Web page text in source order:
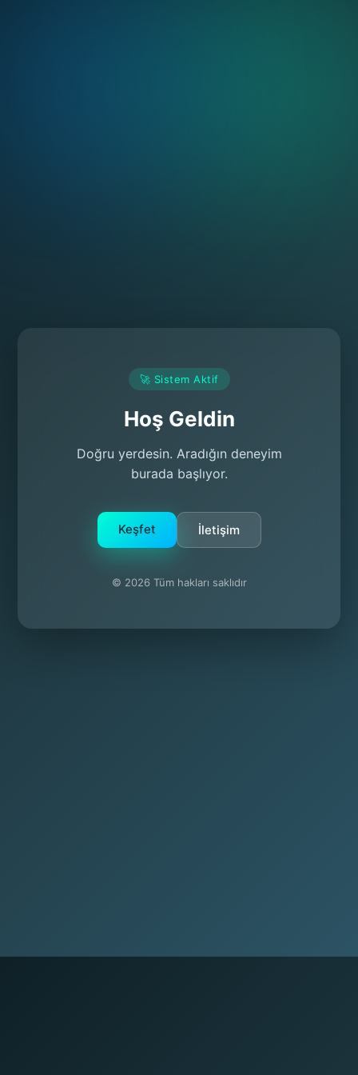
🚀 Sistem Aktif
Hoş Geldin
Doğru yerdesin. Aradığın deneyim
burada başlıyor.
Keşfet İletişim
© 2026 Tüm hakları saklıdır